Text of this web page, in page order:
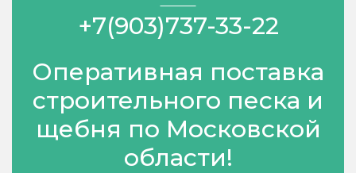
+7(903)737-33-22
Оперативная поставка
строительного песка и
щебня по Московской
области!